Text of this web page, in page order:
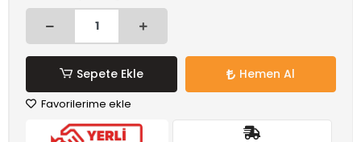
Sepete Ekle Hemen Al
Favorilerime ekle